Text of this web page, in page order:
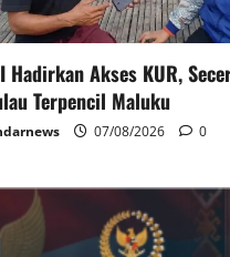
Hadirkan Akses KUR,
Terpencil Maluku
07/08/2026 0